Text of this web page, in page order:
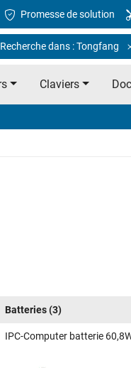
Promesse de solution
Recherche dans : Tongfang
Claviers
Batteries(3)
IPC-Computer batterie